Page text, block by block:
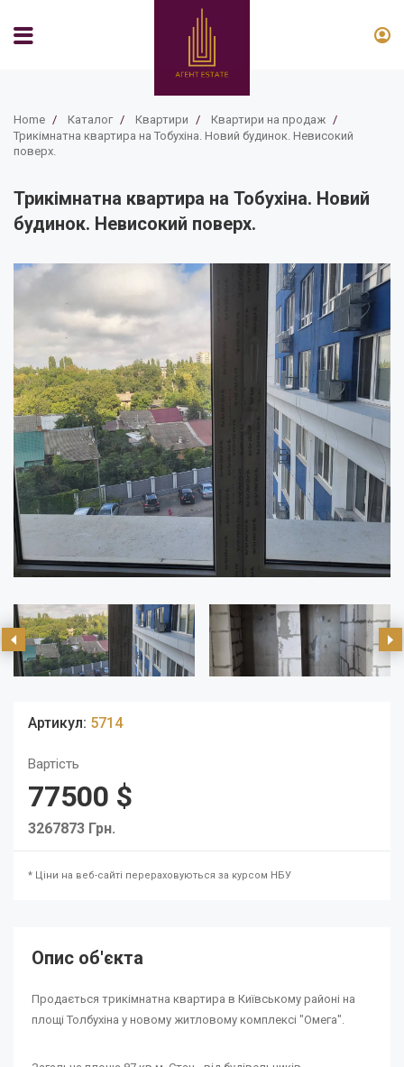
Home / Каталог / Квартири / Квартири на продаж /
Трикімнатна квартира на Тобухіна. Новий будинок. Невисокий
поверх.
Трикімнатна квартира на Тобухіна. Новий
будинок. Невисокий поверх.
Артикул: 5714
Вартість
77500 $
3267873 Грн.
* Ціни на веб-сайті перераховуються за курсом НБУ
Опис об'єкта
Продається трикімнатна квартира в Київському районі на
площі Толбухіна у новому житловому комплексі "Омега".